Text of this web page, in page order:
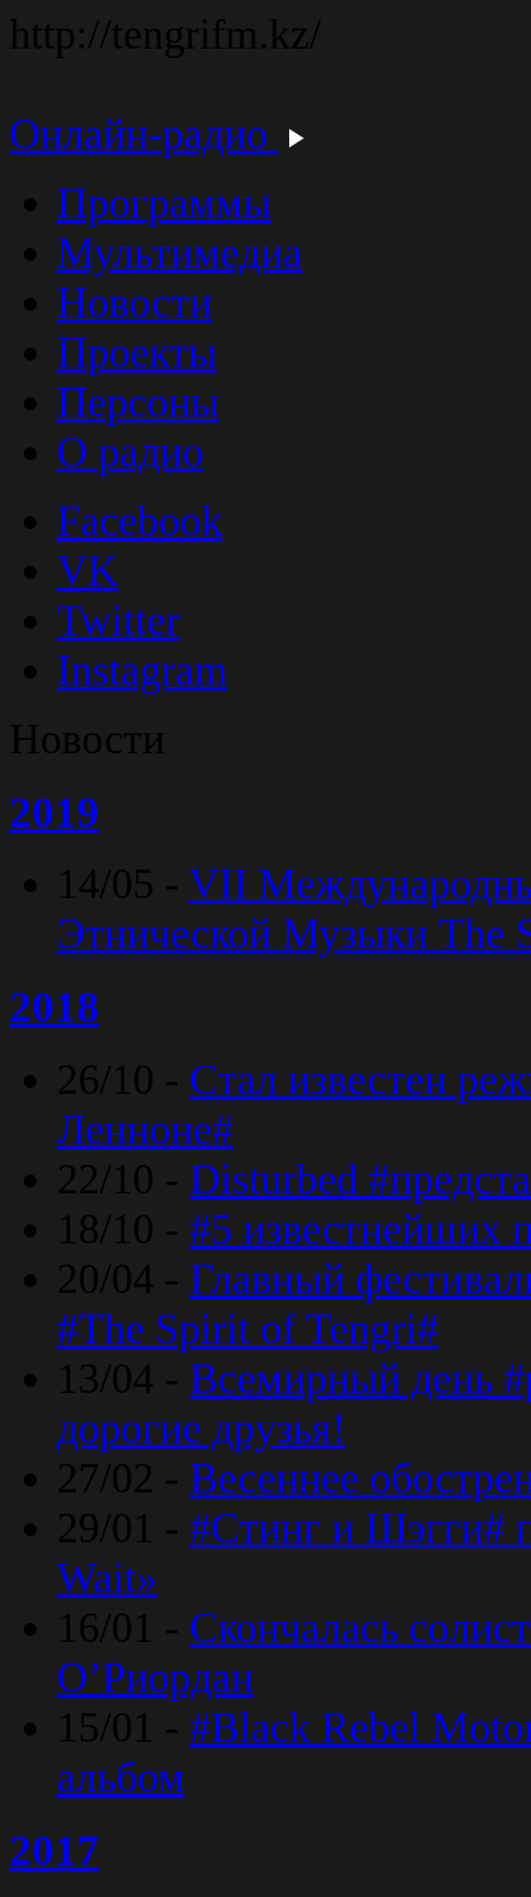
http://tengrifm.kz/
Онлайн-радио
Программы
Мультимедиа
Новости
Проекты
Персоны
О радио
Facebook
VK
Twitter
Instagram
Новости
2019
14/05 - VII
Этнической Музыки The
2018
26/10 - Стал известен
Ленноне#
22/10 - Disturbed
18/10 - #5 известнейших
20/04 - Главный
#The Spirit of Tengri#
13/04 - Всемирный день
дорогие друзья!
27/02 - Весеннее
29/01 - #Стинг и Шэгги#
Wait»
16/01 - Скончалась
O’Риордан
15/01 - #Black Rebel
альбом
2017